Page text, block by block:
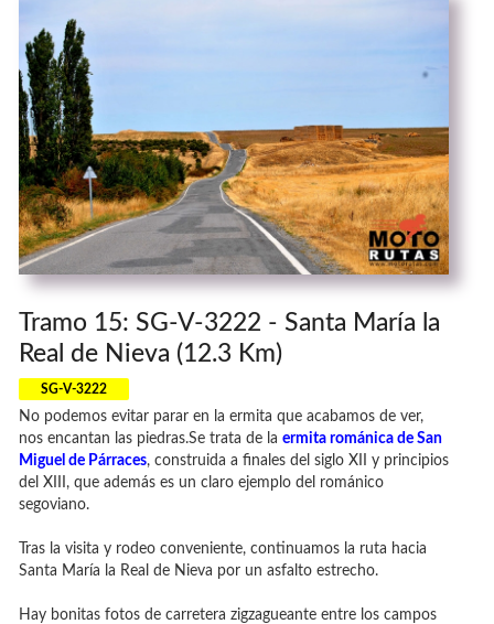
Tramo 15: SG-V-3222 - Santa María la
Real de Nieva (12.3 Km)
SG-V-3222
No podemos evitar parar en la ermita que acabamos de ver,
nos encantan las piedras.Se trata de la ermita románica de San
Miguel de Párraces, construida a finales del siglo XII y principios
del XIII, que además es un claro ejemplo del románico
segoviano.
Tras la visita y rodeo conveniente, continuamos la ruta hacia
Santa María la Real de Nieva por un asfalto estrecho.
Hay bonitas fotos de carretera zigzagueante entre los campos